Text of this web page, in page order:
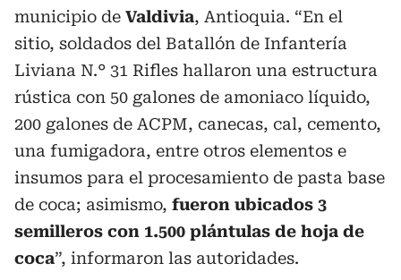
municipio de Valdivia, Antioquia. “En el
sitio, soldados del Batallón de Infantería
Liviana N.° 31 Rifles hallaron una estructura
rústica con 50 galones de amoniaco líquido,
200 galones de ACPM, canecas, cal, cemento,
una fumigadora, entre otros elementos e
insumos para el procesamiento de pasta base
de coca; asimismo, fueron ubicados 3
semilleros con 1.500 plántulas de hoja de
coca”, informaron las autoridades.